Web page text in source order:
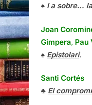
♠ I a sobre…
Joan
Gimpera, Pau
♠ Epistolari.
Santi Cortés
♣ El